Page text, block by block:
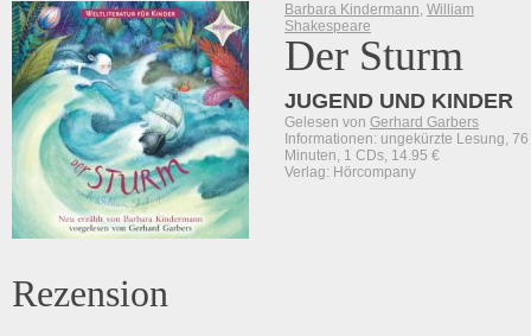
Barbara Kindermann, William
Shakespeare
Der Sturm
JUGEND UND KINDER
Gelesen von Gerhard Garbers
Informationen: ungekürzte Lesung, 76
Minuten, 1 CDs, 14.95 €
Verlag: Hörcompany
Rezension